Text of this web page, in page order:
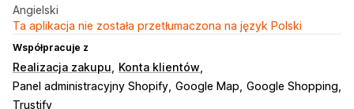
Angielski
Ta aplikacja nie została przetłumaczona na język Polski
Współpracuje z
Realizacja zakupu
Konta klientów
Panel administracyjny Shopify Google Map Google Shopping
Trustify